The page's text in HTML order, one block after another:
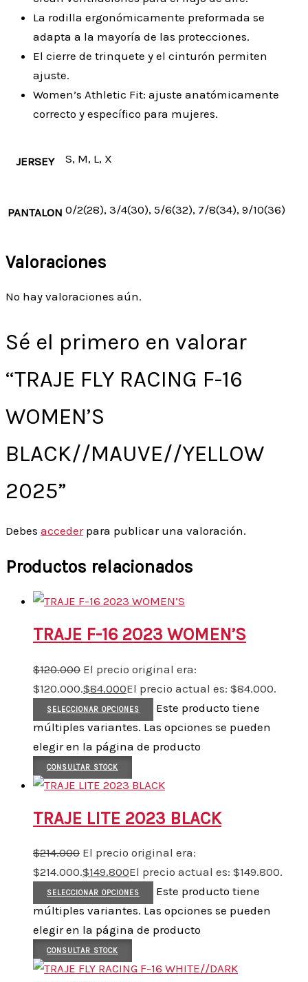
La rodilla ergonómicamente preformada se
adapta a la mayoría de las protecciones.
El cierre de trinquete y el cinturón permiten
ajuste.
Women’s Athletic Fit: ajuste anatómicamente
correcto y específico para mujeres.
JERSEY S, M, L, X
PANTALON 0/2(28), 3/4(30), 5/6(32), 7/8(34), 9/10(36)
Valoraciones
No hay valoraciones aún.
Sé el primero en valorar
“TRAJE FLY RACING F-16
WOMEN’S
BLACK//MAUVE//YELLOW
2025”
Debes accederpara publicar una valoración.
Productos relacionados
TRAJE F-16 2023 WOMEN’S
$120.000 El precio original era:
$120.000.$84.000El precio actual es: $84.000.
SELECCIONAR OPCIONES
Este producto tiene
múltiples variantes. Las opciones se pueden
elegir en la página de producto
CONSULTAR STOCK
TRAJE LITE 2023 BLACK
$214.000 El precio original era:
$214.000.$149.800El precio actual es: $149.800.
SELECCIONAR OPCIONES
Este producto tiene
múltiples variantes. Las opciones se pueden
elegir en la página de producto
CONSULTAR STOCK